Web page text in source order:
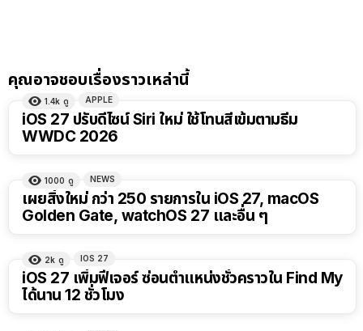
คุณอาจชอบเรื่องราวเหล่านี้
1.4k ดู APPLE
iOS 27 ปรับดีไซน์ Siri ใหม่ ใช้โทนสีเข้มตามธีม
WWDC 2026
1000 ดู NEWS
เผยสิ่งใหม่ กว่า 250 รายการใน iOS 27, macOS
Golden Gate, watchOS 27 และอื่น ๆ
2k ดู IOS 27
iOS 27 เพิ่มฟีเจอร์ ซ่อนตำแหน่งชั่วคราวใน Find My
ได้นาน 12 ชั่วโมง